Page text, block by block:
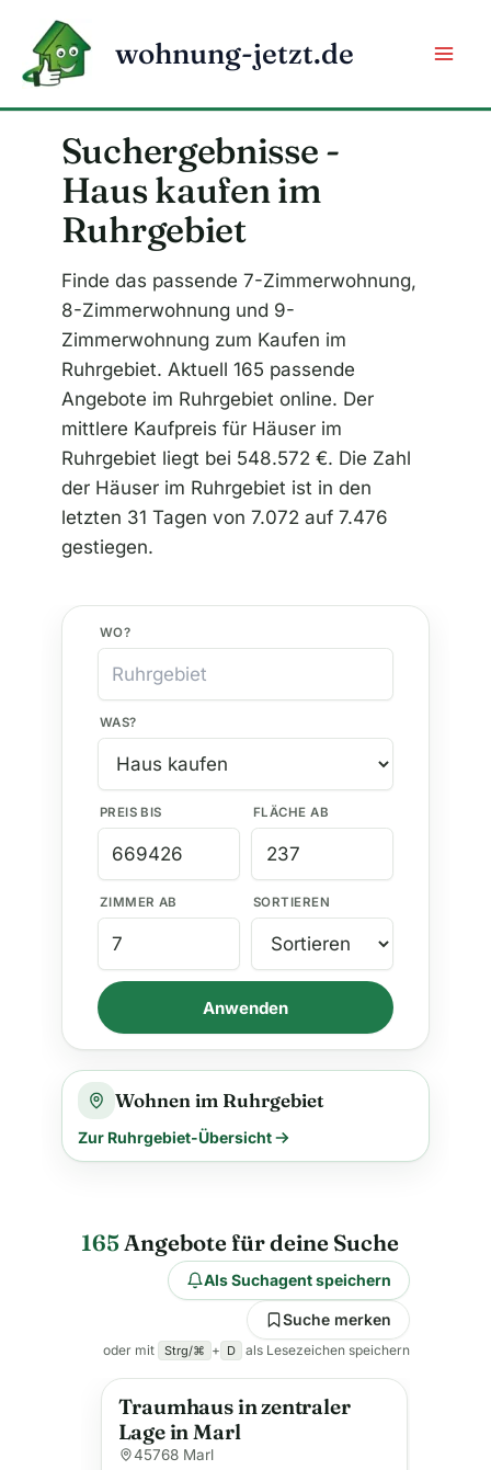
Inhalt
springen
wohnung-jetzt.de
Suchergebnisse -
Haus kaufen im
Ruhrgebiet
Finde das passende 7-Zimmerwohnung,
8-Zimmerwohnung und 9-
Zimmerwohnung zum Kaufen im
Ruhrgebiet. Aktuell 165 passende
Angebote im Ruhrgebiet online. Der
mittlere Kaufpreis für Häuser im
Ruhrgebiet liegt bei 548.572 €. Die Zahl
der Häuser im Ruhrgebiet ist in den
letzten 31 Tagen von 7.072 auf 7.476
gestiegen.
WO?
WAS?
PREIS BIS FLÄCHE AB
ZIMMER AB SORTIEREN
Anwenden
Wohnen im Ruhrgebiet
Zur Ruhrgebiet-Übersicht
165Angebote für deine Suche
Als Suchagent speichern
Suche merken
oder mit Strg/⌘ + D als Lesezeichen speichern
Traumhaus in zentraler
Lage in Marl
45768 Marl